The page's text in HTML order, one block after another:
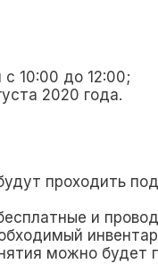
10:00 до 12:00;
2020 года.
проходить
и
можно будет